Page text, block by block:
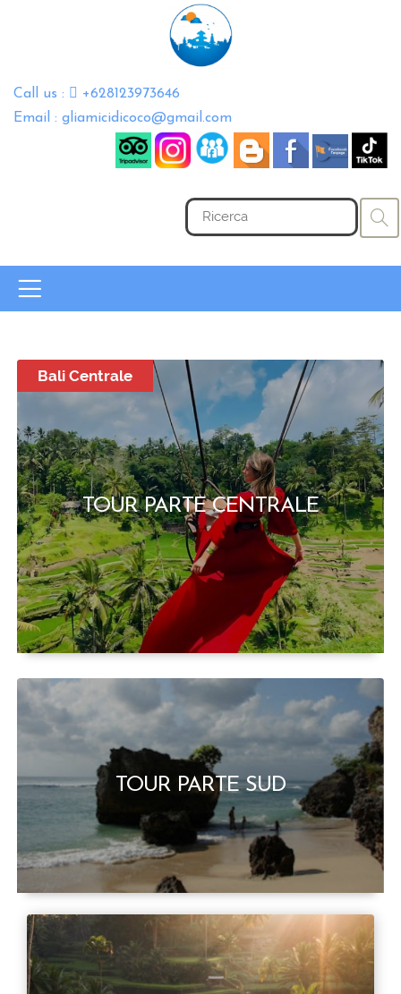
Call us :
+628123973646
Email : gliamicidicoco@gmail.com
TOUR PARTE CENTRALE
Bali Centrale
TOUR PARTE SUD